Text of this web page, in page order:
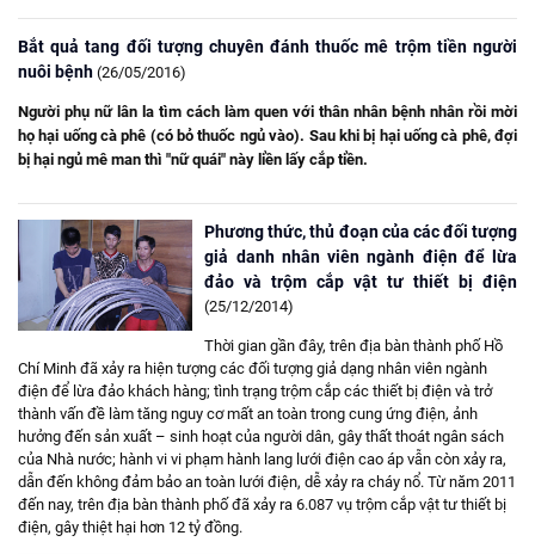
Bắt quả tang đối tượng chuyên đánh thuốc mê trộm tiền người
nuôi bệnh (26/05/2016)
Người phụ nữ lân la tìm cách làm quen với thân nhân bệnh nhân rồi mời
họ hại uống cà phê (có bỏ thuốc ngủ vào). Sau khi bị hại uống cà phê, đợi
bị hại ngủ mê man thì "nữ quái" này liền lấy cắp tiền.
Phương thức, thủ đoạn của các đối tượng
giả danh nhân viên ngành điện để lừa
đảo và trộm cắp vật tư thiết bị điện
(25/12/2014)
Thời gian gần đây, trên địa bàn thành phố Hồ
Chí Minh đã xảy ra hiện tượng các đối tượng giả dạng nhân viên ngành
điện để lừa đảo khách hàng; tình trạng trộm cắp các thiết bị điện và trở
thành vấn đề làm tăng nguy cơ mất an toàn trong cung ứng điện, ảnh
hưởng đến sản xuất – sinh hoạt của người dân, gây thất thoát ngân sách
của Nhà nước; hành vi vi phạm hành lang lưới điện cao áp vẫn còn xảy ra,
dẫn đến không đảm bảo an toàn lưới điện, dễ xảy ra cháy nổ. Từ năm 2011
đến nay, trên địa bàn thành phố đã xảy ra 6.087 vụ trộm cắp vật tư thiết bị
điện, gây thiệt hại hơn 12 tỷ đồng.